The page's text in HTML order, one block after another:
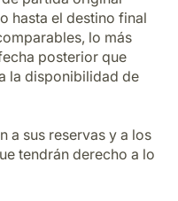
hasta el destino final
lo más
posterior que
la disponibilidad de
a sus reservas y a los
tendrán derecho a lo